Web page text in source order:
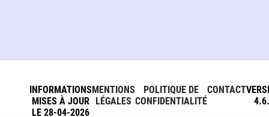
INFORMATIONS
MISES À JOUR
LE 28-04-2026
MENTIONS
LÉGALES
POLITIQUE DE
CONFIDENTIALITÉ
CONTACT